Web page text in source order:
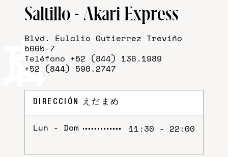
Saltillo - Akari Express
Blvd. Eulalio Gutierrez Treviño
5665-7
Teléfono +52 (844) 136.1989
+52 (844) 590.2747
DIRECCIÓN えだまめ
Lun - Dom 11:30 - 22:00